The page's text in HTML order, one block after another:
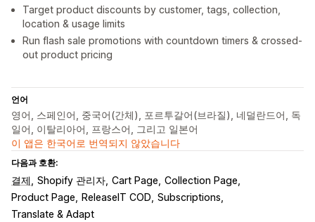
Target product discounts by customer, tags, collection,
location & usage limits
Run flash sale promotions with countdown timers & crossed-
out product pricing
언어
영어, 스페인어, 중국어(간체), 포르투갈어(브라질), 네덜란드어, 독
일어, 이탈리아어, 프랑스어, 그리고 일본어
이 앱은 한국어로 번역되지 않았습니다
다음과 호환:
결제 Shopify 관리자 Cart Page Collection Page
Product Page
ReleaseIT COD Subscriptions
Translate & Adapt